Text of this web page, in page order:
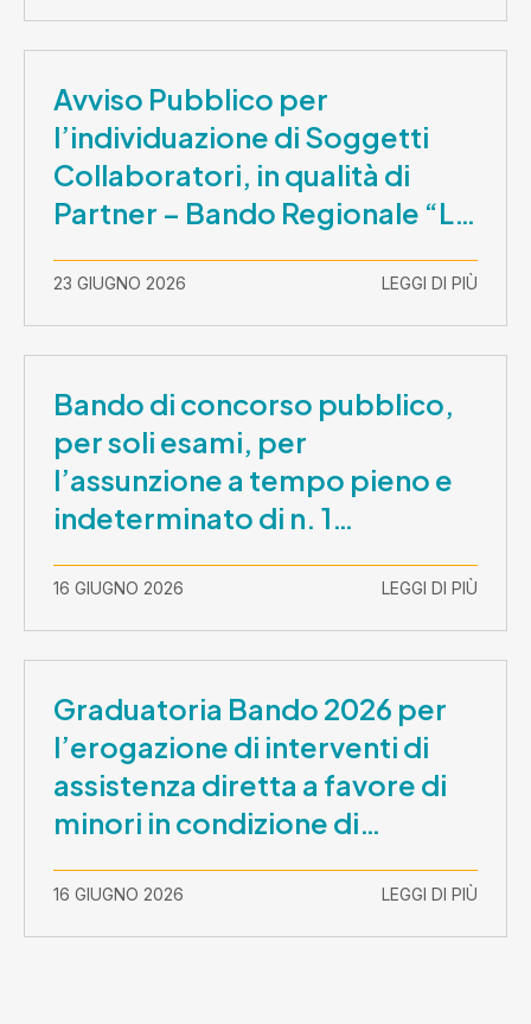
Avviso Pubblico per
l’individuazione di Soggetti
Collaboratori, in qualità di
Partner – Bando Regionale “La
– CUP E81B26000210003
23 GIUGNO 2026 LEGGI DI PIÙ
Bando di concorso pubblico,
per soli esami, per
l’assunzione a tempo pieno e
indeterminato di n. 1
Assistente Sociale –
Comunicazione prova scritta e
prova orale
16 GIUGNO 2026 LEGGI DI PIÙ
Graduatoria Bando 2026 per
l’erogazione di interventi di
assistenza diretta a favore di
minori in condizione di
disabilità con necessità di
sostegno elevato e molto
elevato (Misura B2) per
16 GIUGNO 2026 LEGGI DI PIÙ